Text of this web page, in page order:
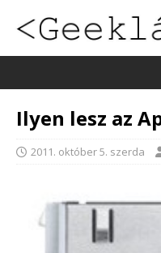
Ilyen lesz az
2011. október 5. szerda